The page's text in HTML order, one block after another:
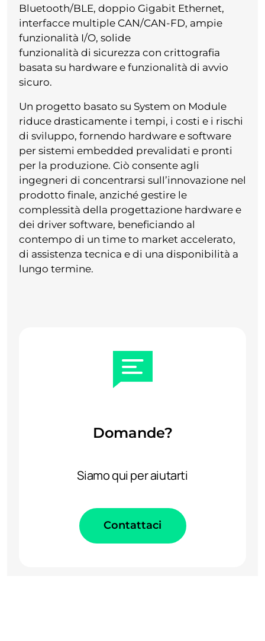
Bluetooth/BLE, doppio Gigabit Ethernet,
interfacce multiple CAN/CAN-FD, ampie
funzionalità I/O, solide
funzionalità di sicurezza con crittografia
basata su hardware e funzionalità di avvio
sicuro.
Un progetto basato su System on Module
riduce drasticamente i tempi, i costi e i rischi
di sviluppo, fornendo hardware e software
per sistemi embedded prevalidati e pronti
per la produzione. Ciò consente agli
ingegneri di concentrarsi sull’innovazione nel
prodotto finale, anziché gestire le
complessità della progettazione hardware e
dei driver software, beneficiando al
contempo di un time to market accelerato,
di assistenza tecnica e di una disponibilità a
lungo termine.
Domande?
Siamo qui per aiutarti
Contattaci